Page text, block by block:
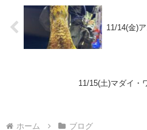
11/14(金)
11/15(土)マダイ・
ホーム ブログ